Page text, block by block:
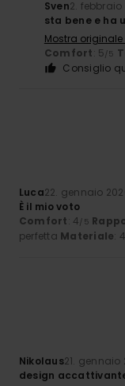
Sven2. febbraio
sta bene e ha
Mostra
Comfort: 5/5
Consiglio
Luca22. gennaio
È il mio voto
Comfort: 4/5
perfetta Materiale: 4
Nikolaus21. gennaio
design